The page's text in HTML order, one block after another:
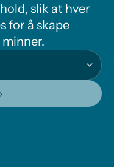
slik at hver
for å skape